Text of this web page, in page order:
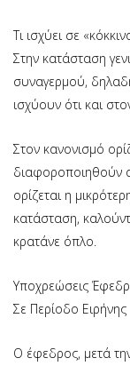
Τι ισχύει σε
Στην κατάσταση
συναγερμού,
ισχύουν ότι και
Στον κανονισμό
διαφοροποιηθούν
ορίζεται η
κατάσταση,
κρατάνε όπλο.
Υποχρεώσεις
Σε Περίοδο Ειρήνης
Ο έφεδρος, μετά